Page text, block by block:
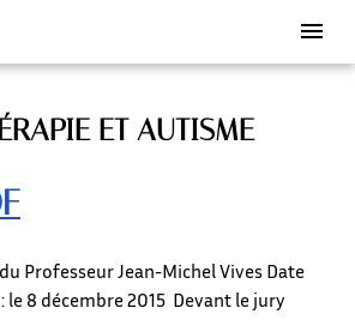
ET AUTISME
Professeur Jean-Michel Vives Date
le 8 décembre 2015 Devant le jury